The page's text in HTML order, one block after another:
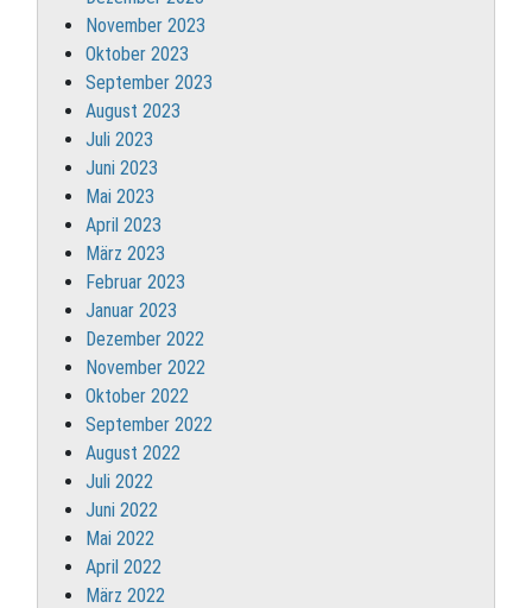
November 2023
Oktober 2023
September 2023
August 2023
Juli 2023
Juni 2023
Mai 2023
April 2023
März 2023
Februar 2023
Januar 2023
Dezember 2022
November 2022
Oktober 2022
September 2022
August 2022
Juli 2022
Juni 2022
Mai 2022
April 2022
März 2022